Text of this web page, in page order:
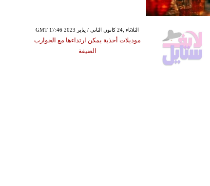
GMT 17:46 2023 الثلاثاء ,24 كانون الثاني / يناير
موديلات أحذية يمكن ارتداءها مع الجوارب
الضيقة